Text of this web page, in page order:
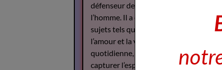
défenseur des droits de
l’homme. Il a écrit sur des
sujets tels que la guerre,
l’amour et la vie
quotidienne, cherchant à
capturer l’esprit de